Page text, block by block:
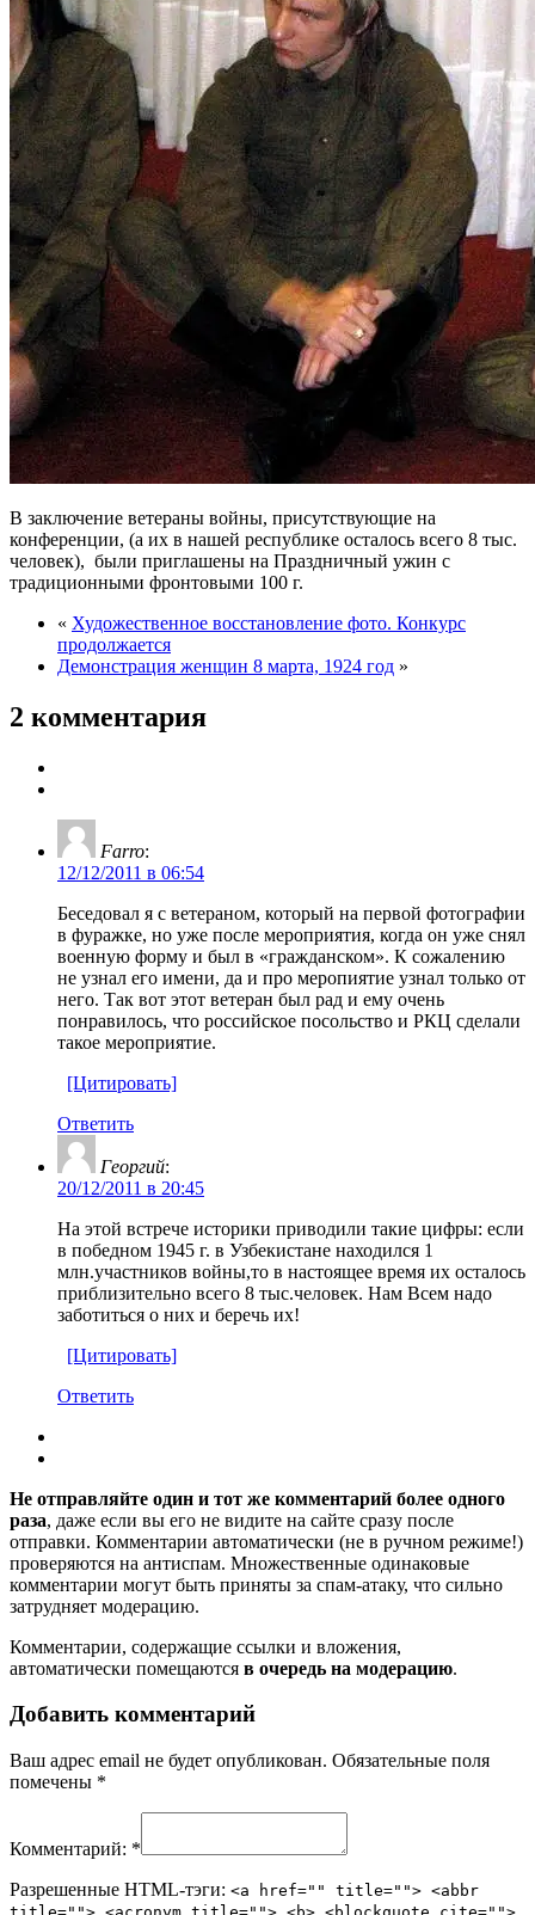
В заключение ветераны войны, присутствующие на
конференции, (а их в нашей республике осталось всего 8 тыс.
человек), были приглашены на Праздничный ужин с
традиционными фронтовыми 100 г.
« Художественное восстановление фото. Конкурс
продолжается
Демонстрация женщин 8 марта, 1924 год »
2 комментария
Farro:
12/12/2011 в 06:54
Беседовал я с ветераном, который на первой фотографии
в фуражке, но уже после мероприятия, когда он уже снял
военную форму и был в «гражданском». К сожалению
не узнал его имени, да и про меропиятие узнал только от
него. Так вот этот ветеран был рад и ему очень
понравилось, что российское посольство и РКЦ сделали
такое мероприятие.
[Цитировать]
Ответить
Георгий:
20/12/2011 в 20:45
На этой встрече историки приводили такие цифры: если
в победном 1945 г. в Узбекистане находился 1
млн.участников войны,то в настоящее время их осталось
приблизительно всего 8 тыс.человек. Нам Всем надо
заботиться о них и беречь их!
[Цитировать]
Ответить
Не отправляйте один и тот же комментарий более одного
раза, даже если вы его не видите на сайте сразу после
отправки. Комментарии автоматически (не в ручном режиме!)
проверяются на антиспам. Множественные одинаковые
комментарии могут быть приняты за спам-атаку, что сильно
затрудняет модерацию.
Комментарии, содержащие ссылки и вложения,
автоматически помещаются в очередь на модерацию.
Добавить комментарий
Ваш адрес email не будет опубликован. Обязательные поля
помечены *
Комментарий: *
Разрешенные HTML-тэги: <a href="" title=""> <abbr